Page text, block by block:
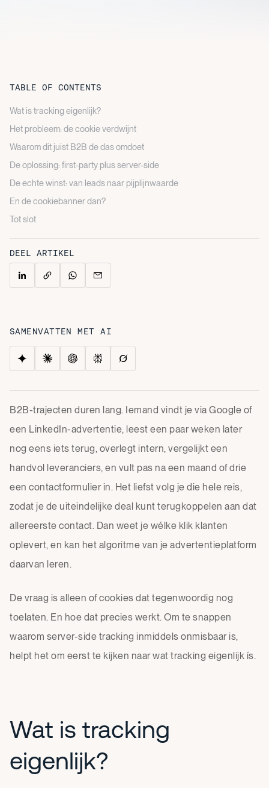
TABLE OF CONTENTS
Wat is tracking eigenlijk?
Het probleem: de cookie verdwijnt
Waarom dit juist B2B de das omdoet
De oplossing: first-party plus server-side
De echte winst: van leads naar pijplijnwaarde
En de cookiebanner dan?
Tot slot
DEEL ARTIKEL
SAMENVATTEN MET AI
B2B-trajecten duren lang. Iemand vindt je via Google of
een LinkedIn-advertentie, leest een paar weken later
nog eens iets terug, overlegt intern, vergelijkt een
handvol leveranciers, en vult pas na een maand of drie
een contactformulier in. Het liefst volg je die hele reis,
zodat je de uiteindelijke deal kunt terugkoppelen aan dat
allereerste contact. Dan weet je wélke klik klanten
oplevert, en kan het algoritme van je advertentieplatform
daarvan leren.
De vraag is alleen of cookies dat tegenwoordig nog
toelaten. En hoe dat precies werkt. Om te snappen
waarom server-side tracking inmiddels onmisbaar is,
helpt het om eerst te kijken naar wat tracking eigenlijk ís.
Wat is tracking
eigenlijk?